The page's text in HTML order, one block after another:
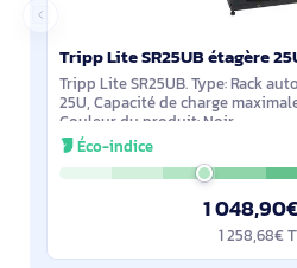
Tripp Lite SR25UB. Type: Rack
25U, Capacité de charge
Couleur du produit: Noir
Éco-indice
1
1 258,68€